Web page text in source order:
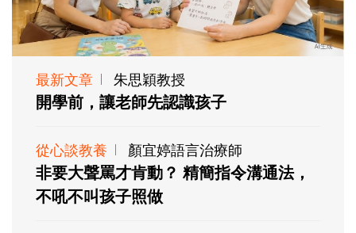
最新文章 朱思穎教授
開學前，讓老師先認識孩子
從心談教養 顏宜婷語言治療師
非要大聲罵才肯動？ 精簡指令溝通法，
不吼不叫孩子照做